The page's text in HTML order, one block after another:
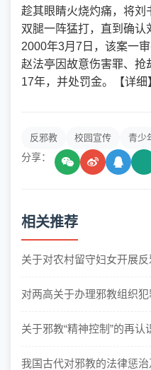
趁其眼睛火烧灼痛，将刘
双腿一阵猛打，直到确认
2000年3月7日，该案一
赵法亭因故意伤害罪、抢
17年，并处罚金。【详细
反邪教 校园宣传 青少
分享：
相关推荐
关于对农村留守妇女开展
对两高关于办理邪教组织
关于邪教“精神控制”的再认
我国古代对邪教的法律惩